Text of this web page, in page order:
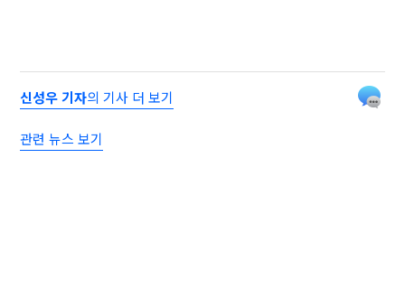
신성우 기자의 기사 더 보기
관련 뉴스 보기